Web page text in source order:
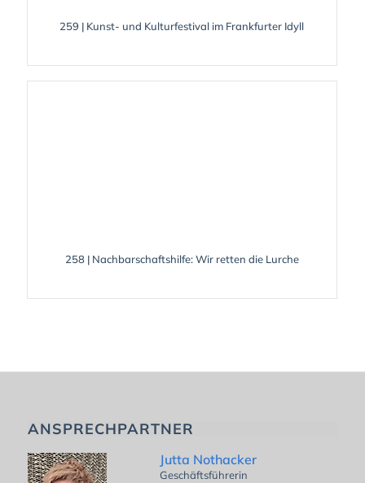
259 | Kunst- und Kulturfestival im Frankfurter Idyll
258 | Nachbarschaftshilfe: Wir retten die Lurche
ANSPRECHPARTNER
Jutta Nothacker
Geschäftsführerin